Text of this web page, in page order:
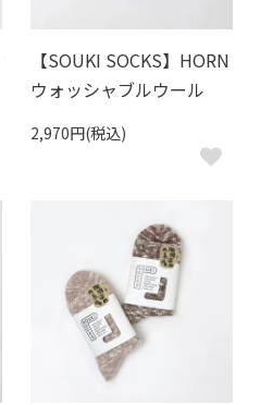
【SOUKI SOCKS】HORN
ウォッシャブルウール
2,970円(税込)